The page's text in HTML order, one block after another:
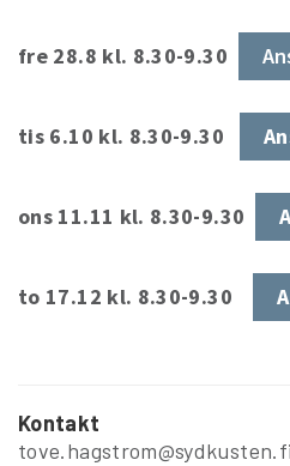
fre 28.8 kl. 8.30-9.30
tis 6.10 kl. 8.30-9.30
ons 11.11 kl. 8.30-9.30
to 17.12 kl. 8.30-9.30
Kontakt
tove.hagstrom@sydkusten.fi